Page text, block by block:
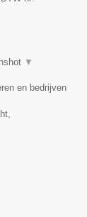
▼
en bedrijven